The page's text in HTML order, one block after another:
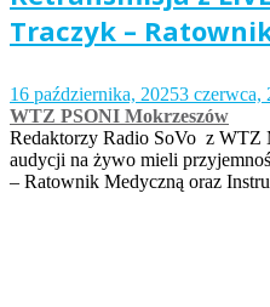
Traczyk –
16 października, 20253 czerwca,
WTZ PSONI Mokrzeszów
Redaktorzy Radio SoVo z WTZ
audycji na żywo mieli
– Ratownik Medyczną oraz